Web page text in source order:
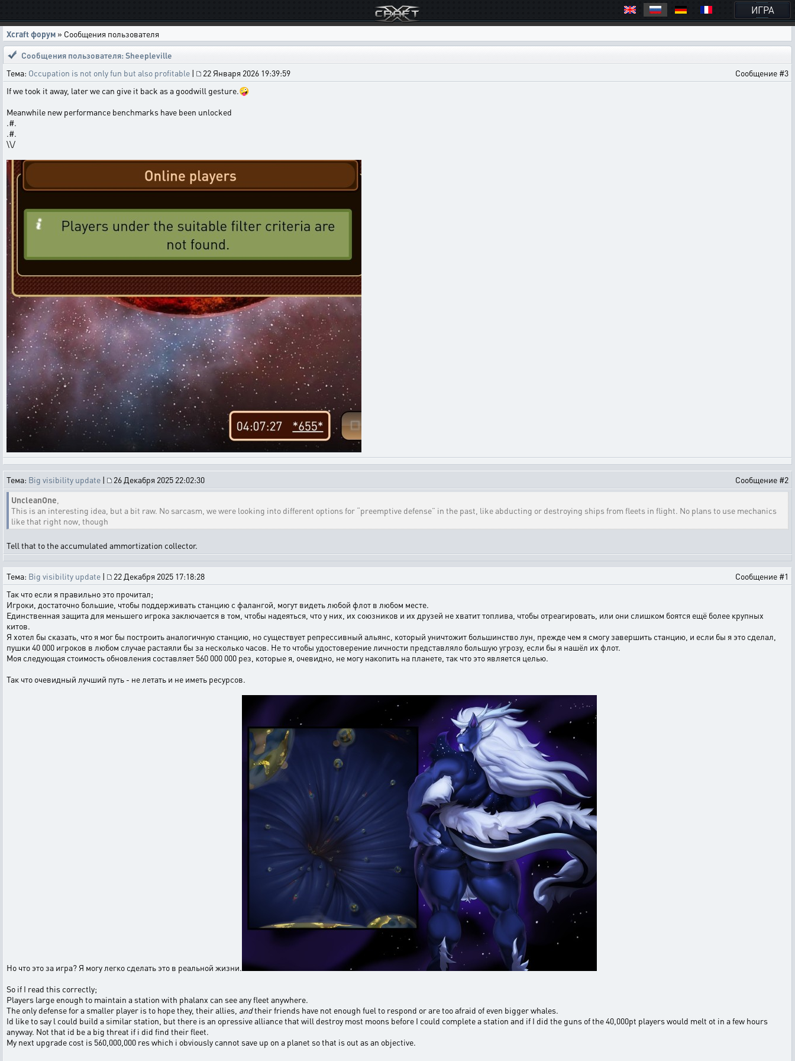
ИГРА
Xcraft форум » Сообщения пользователя
Сообщения пользователя: Sheepleville
Тема: Occupation is not only fun but also profitable | 22 Января 2026 19:39:59
Сообщение #3
If we took it away, later we can give it back as a goodwill gesture.🤪
Meanwhile new performance benchmarks have been unlocked
.#.
.#.
\\/
Тема: Big visibility update | 26 Декабря 2025 22:02:30
Сообщение #2
UncleanOne
This is an interesting idea, but a bit raw. No sarcasm, we were looking into different options for “preemptive defense” in the past, like abducting or destroying ships from fleets in flight. No plans to use mechanics
like that right now, though
Tell that to the accumulated ammortization collector.
Тема: Big visibility update | 22 Декабря 2025 17:18:28
Сообщение #1
Так что если я правильно это прочитал;
Игроки, достаточно большие, чтобы поддерживать станцию с фалангой, могут видеть любой флот в любом месте.
Единственная защита для меньшего игрока заключается в том, чтобы надеяться, что у них, их союзников и их друзей не хватит топлива, чтобы отреагировать, или они слишком боятся ещё более крупных
китов.
Я хотел бы сказать, что я мог бы построить аналогичную станцию, но существует репрессивный альянс, который уничтожит большинство лун, прежде чем я смогу завершить станцию, и если бы я это сделал,
пушки 40 000 игроков в любом случае растаяли бы за несколько часов. Не то чтобы удостоверение личности представляло большую угрозу, если бы я нашёл их флот.
Моя следующая стоимость обновления составляет 560 000 000 рез, которые я, очевидно, не могу накопить на планете, так что это является целью.
Так что очевидный лучший путь - не летать и не иметь ресурсов.
Но что это за игра? Я могу легко сделать это в реальной жизни.
So if I read this correctly;
Players large enough to maintain a station with phalanx can see any fleet anywhere.
The only defense for a smaller player is to hope they, their allies, andtheir friends have not enough fuel to respond or are too afraid of even bigger whales.
Id like to say l could build a similar station, but there is an opressive alliance that will destroy most moons before I could complete a station and if I did the guns of the 40,000pt players would melt ot in a few hours
anyway. Not that id be a big threat if i did find their fleet.
My next upgrade cost is 560,000,000 res which i obviously cannot save up on a planet so that is out as an objective.